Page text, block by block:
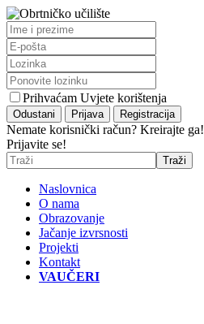
Prihvaćam Uvjete korištenja
Nemate korisnički račun? Kreirajte ga!
Prijavite se!
Naslovnica
O nama
Obrazovanje
Jačanje izvrsnosti
Projekti
Kontakt
VAUČERI